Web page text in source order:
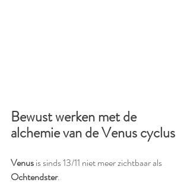
Bewust werken met de
alchemie van de Venus cyclus
Venus is sinds 13/11 niet meer zichtbaar als
Ochtendster.